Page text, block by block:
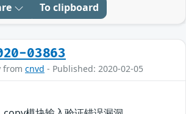
To clipboard
03863
from cnvd - Published: 2020-02-05